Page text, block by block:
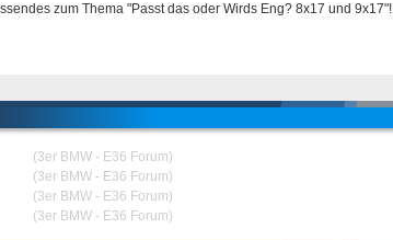
zum Thema "Passt das oder Wirds Eng? 8x17 und 9x17"!
(3er BMW - E36 Forum)
(3er BMW - E36 Forum)
(3er BMW - E36 Forum)
(3er BMW - E36 Forum)